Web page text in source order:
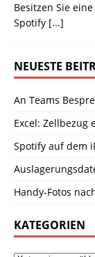
Besitzen Sie
Spotify [...]
NEUESTE
An Teams
Excel: Zellbezug
Spotify auf dem
Handy-Fotos
KATEGORIEN